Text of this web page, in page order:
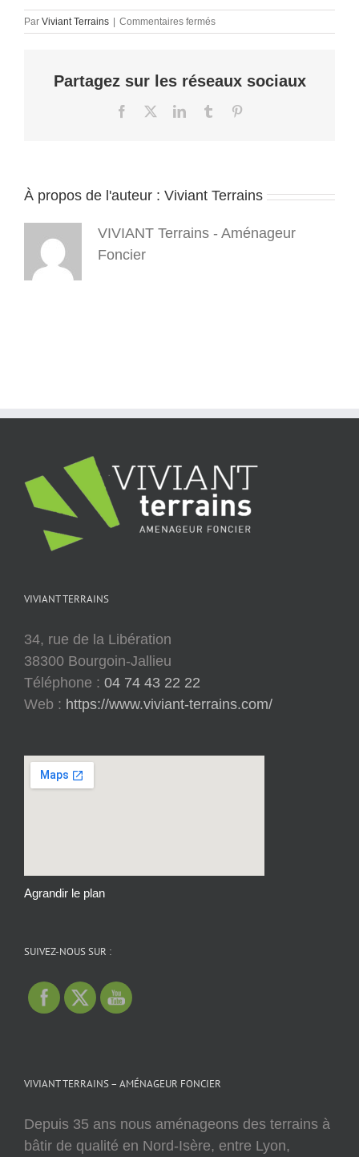
Par Viviant Terrains Commentaires ferméssur
terrain-
d-
isere-
4_5
Partagez sur les réseaux sociaux
Facebook LinkedInTumblr
À propos de l'auteur : Viviant Terrains
VIVIANT Terrains - Aménageur
Foncier
VIVIANT TERRAINS
34, rue de la Libération
38300 Bourgoin-Jallieu
Téléphone : 04 74 43 22 22
Web : https://www.viviant-terrains.com/
Agrandir le plan
SUIVEZ-NOUS SUR :
VIVIANT TERRAINS – AMÉNAGEUR FONCIER
Depuis 35 ans nous aménageons des terrains à
bâtir de qualité en Nord-Isère, entre Lyon,